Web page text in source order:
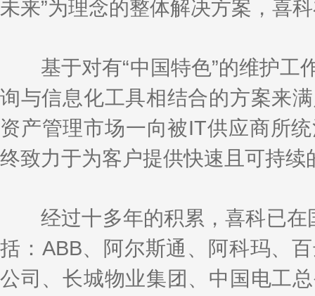
未来”为理念的整体解决方案，喜
基于对有“中国特色”的维护工
询与信息化工具相结合的方案来
资产管理市场一向被IT供应商所
终致力于为客户提供快速且可持续
经过十多年的积累，喜科已在
括：ABB、阿尔斯通、阿科玛、
公司、长城物业集团、中国电工